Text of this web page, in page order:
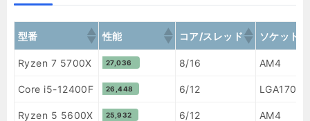
型番 性能 コア/スレッド
ソケット
型番
性能 コア/スレッド ソケット
Ryzen 7 5700X 27,036 8/16 AM4
Core i5-12400F 26,448 6/12 LGA1700
Ryzen 5 5600X 25,932 6/12 AM4